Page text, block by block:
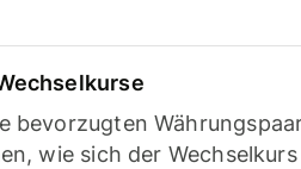
bevorzugten
wie sich der